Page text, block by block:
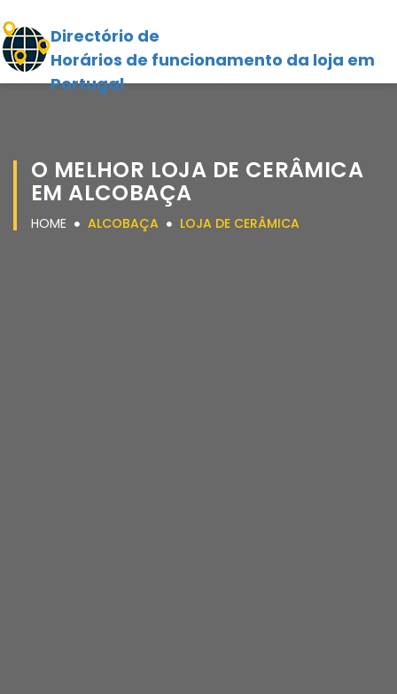
Directório de
Horários de funcionamento da loja em
Portugal
O MELHOR LOJA DE CERÂMICA
EM ALCOBAÇA
HOME ALCOBAÇA LOJA DE CERÂMICA